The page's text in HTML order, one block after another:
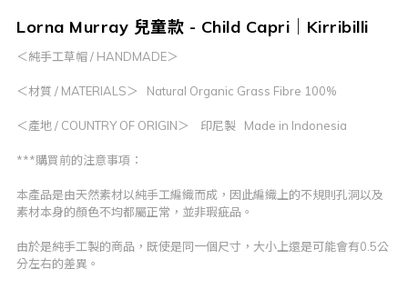
Lorna Murray 兒童款 - Child Capri｜Kirribilli
＜純手工草帽 / HANDMADE＞
＜材質 / MATERIALS＞   Natural Organic Grass Fibre 100%
＜產地 / COUNTRY OF ORIGIN＞    印尼製   Made in Indonesia
***購買前的注意事項：
本產品是由天然素材以純手工編織而成，因此編織上的不規則孔洞以及
素材本身的顏色不均都屬正常，並非瑕疵品。
由於是純手工製的商品，既使是同一個尺寸，大小上還是可能會有0.5公
分左右的差異。